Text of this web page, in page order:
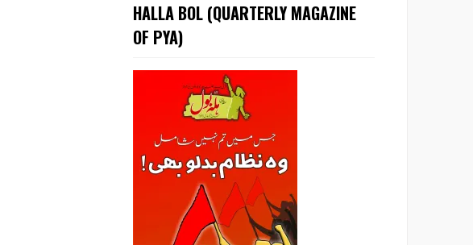
HALLA BOL (QUARTERLY MAGAZINE
OF PYA)